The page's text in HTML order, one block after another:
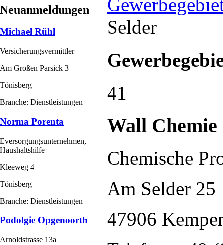
Neuanmeldungen
Michael Rühl
Versicherungsvermittler
Am Großen Parsick 3
Tönisberg
Branche: Dienstleistungen
Norma Porenta
Eversorgungsunternehmen,
Haushaltshilfe
Kleeweg 4
Tönisberg
Branche: Dienstleistungen
Podolgie Opgenoorth
Arnoldstrasse 13a
Selder
41
Wall
Chemische
Am Selder 25
47906